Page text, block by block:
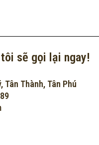
sẽ gọi lại ngay!
Tân Thành, Tân Phú